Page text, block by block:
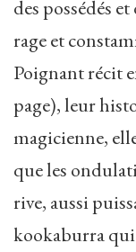
des possédés
rage et
Poignant récit
page), leur
magicienne,
que les
rive, aussi
kookaburra